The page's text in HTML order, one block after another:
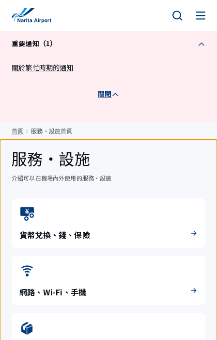
重要通知（1）
關於繁忙時期的通知
關閉
首頁 服務・設施首頁
服務・設施
介紹可以在機場內外使用的服務・設施
貨幣兌換、錢、保險
網路、Wi-Fi、手機